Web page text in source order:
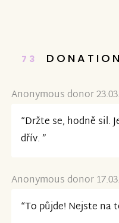
73
Anonymous donor
“Držte se, hodně sil.
dřív. ”
Anonymous donor
“To půjde! Nejste na